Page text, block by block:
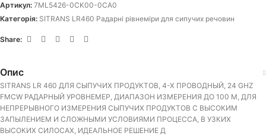
Артикул: 7ML5426-0CK00-0CA0
Категорія: SITRANS LR460 Радарні рівнеміри для сипучих речовин
Share:
Опис
SITRANS LR 460 ДЛЯ СЫПУЧИХ ПРОДУКТОВ, 4-Х ПРОВОДНЫЙ, 24 GHZ
FMCW РАДАРНЫЙ УРОВНЕМЕР, ДИАПАЗОН ИЗМЕРЕНИЯ ДО 100 M, ДЛЯ
НЕПРЕРЫВНОГО ИЗМЕРЕНИЯ СЫПУЧИХ ПРОДУКТОВ С ВЫСОКИМ
ЗАПЫЛЕНИЕМ И СЛОЖНЫМИ УСЛОВИЯМИ ПРОЦЕССА, В УЗКИХ
ВЫСОКИХ СИЛОСАХ, ИДЕАЛЬНОЕ РЕШЕНИЕ Д